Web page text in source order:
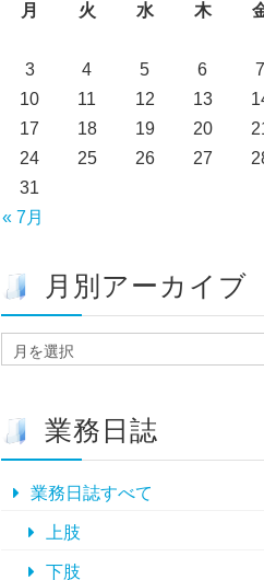
月
火 水 木
« 7月
3
4 5 6 7
10
11 12 13
17
18 19 20
24
25 26 27
31
月別アーカイブ
別
カ
業務日誌
業務日誌すべて
上肢
下肢